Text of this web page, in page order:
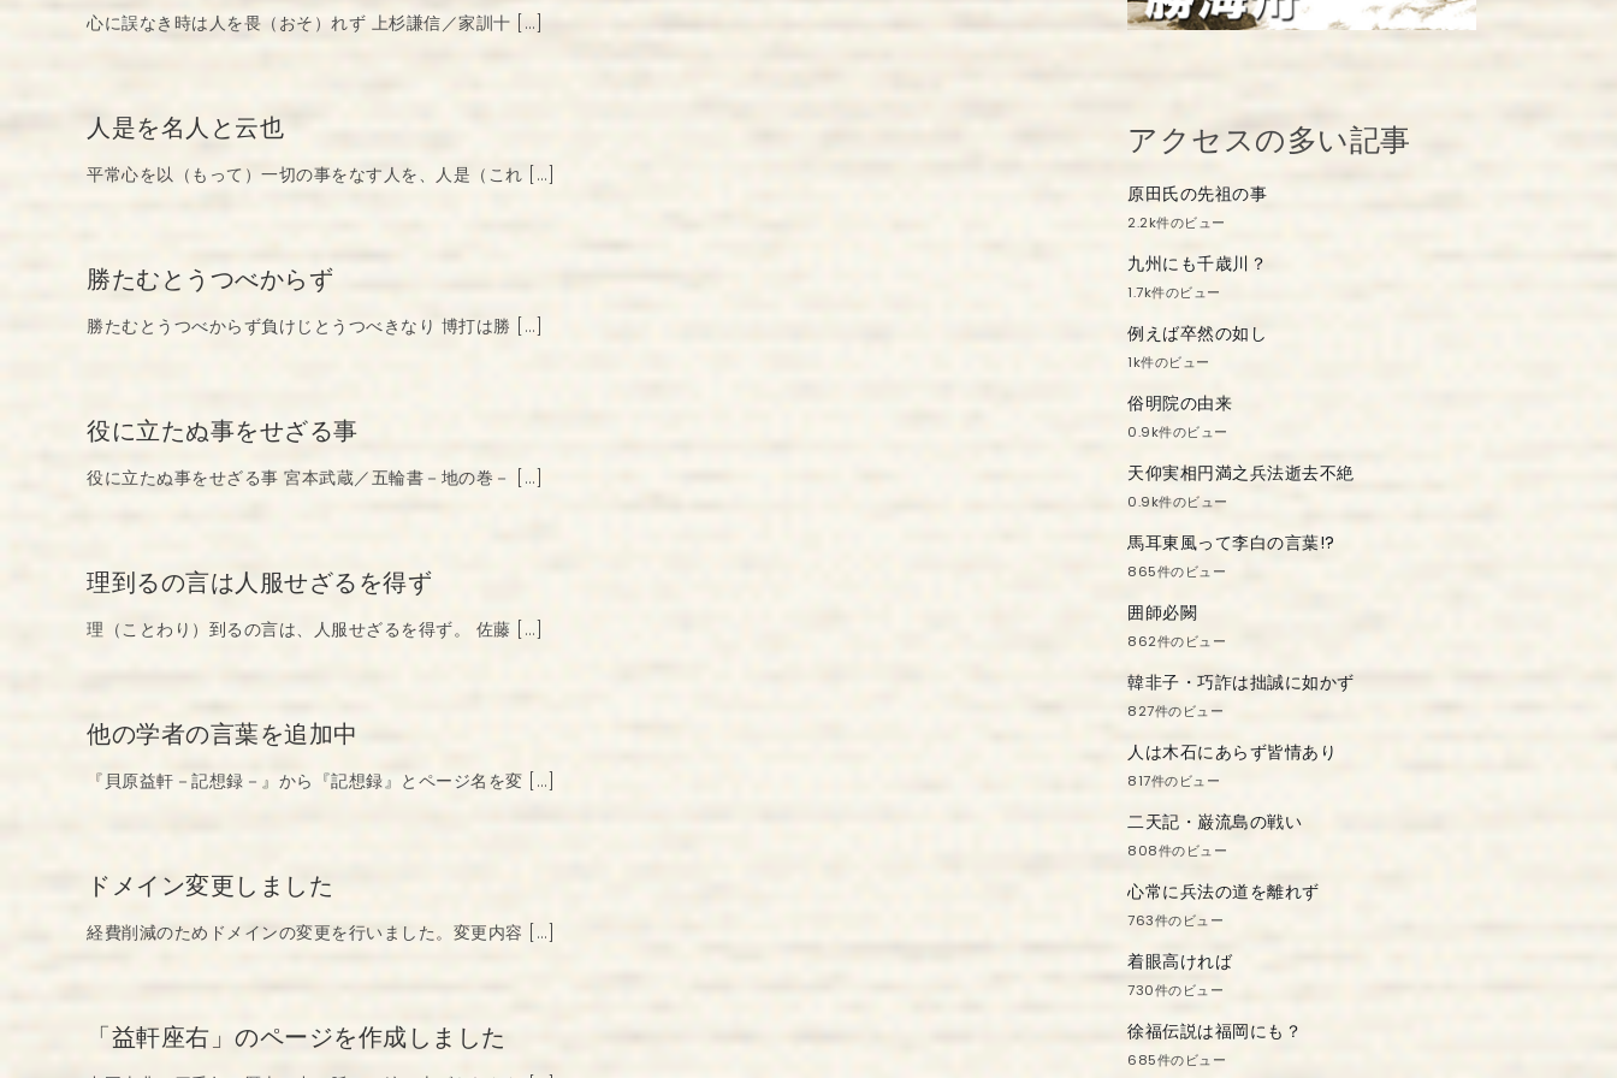
心に誤なき時は人を畏（おそ）れず 上杉謙信／家訓十 […]
人是を名人と云也
平常心を以（もって）一切の事をなす人を、人是（これ […]
勝たむとうつべからず
勝たむとうつべからず負けじとうつべきなり 博打は勝 […]
役に立たぬ事をせざる事
役に立たぬ事をせざる事 宮本武蔵／五輪書－地の巻－ […]
理到るの言は人服せざるを得ず
理（ことわり）到るの言は、人服せざるを得ず。 佐藤 […]
他の学者の言葉を追加中
『貝原益軒－記想録－』から『記想録』とページ名を変 […]
ドメイン変更しました
経費削減のためドメインの変更を行いました。変更内容 […]
「益軒座右」のページを作成しました
アクセスの多い記事
原田氏の先祖の事
2.2k件のビュー
九州にも千歳川？
1.7k件のビュー
例えば卒然の如し
1k件のビュー
俗明院の由来
0.9k件のビュー
天仰実相円満之兵法逝去不絶
0.9k件のビュー
馬耳東風って李白の言葉!?
865件のビュー
囲師必闕
862件のビュー
韓非子・巧詐は拙誠に如かず
827件のビュー
人は木石にあらず皆情あり
817件のビュー
二天記・巌流島の戦い
808件のビュー
心常に兵法の道を離れず
763件のビュー
着眼高ければ
730件のビュー
徐福伝説は福岡にも？
685件のビュー